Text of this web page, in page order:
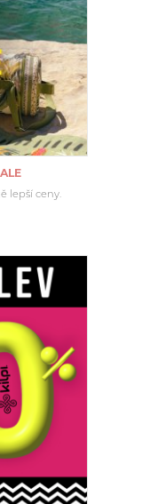
lepší ceny.